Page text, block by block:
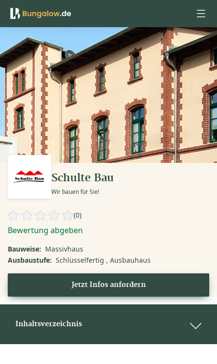
Anmelden
Schulte Bau
Wir bauen für Sie!
(0)
Bewertung abgeben
Bauweise: Massivhaus
Ausbaustufe: Schlüsselfertig Ausbauhaus
Jetzt Infos anfordern
Inhaltsverzeichnis